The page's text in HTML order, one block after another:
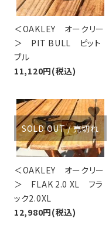
＜OAKLEY オークリー
＞ PIT BULL ピット
ブル
11,120円(税込)
SOLD OUT / 売切れ
＜OAKLEY オークリー
＞ FLAK 2.0 XL フラ
ック2.0XL
12,980円(税込)
favorite